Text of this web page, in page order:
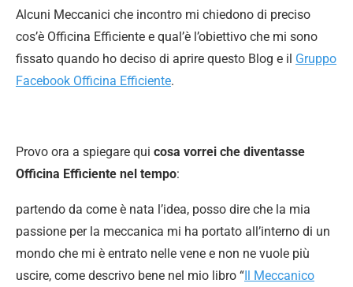
Alcuni Meccanici che incontro mi chiedono di preciso
cos’è Officina Efficiente e qual’è l’obiettivo che mi sono
fissato quando ho deciso di aprire questo Blog e il Gruppo
Facebook Officina Efficiente.
Provo ora a spiegare qui cosa vorrei che diventasse
Officina Efficiente nel tempo:
partendo da come è nata l’idea, posso dire che la mia
passione per la meccanica mi ha portato all’interno di un
mondo che mi è entrato nelle vene e non ne vuole più
uscire, come descrivo bene nel mio libro “Il Meccanico